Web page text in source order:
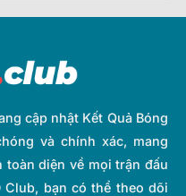
cập nhật Kết Quả Bóng
và chính xác, mang
diện về mọi trận đấu
Club, bạn có thể theo dõi